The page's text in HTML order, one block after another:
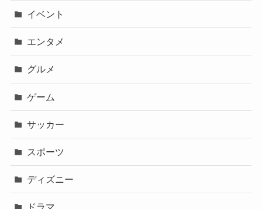
イベント
エンタメ
グルメ
ゲーム
サッカー
スポーツ
ディズニー
ドラマ